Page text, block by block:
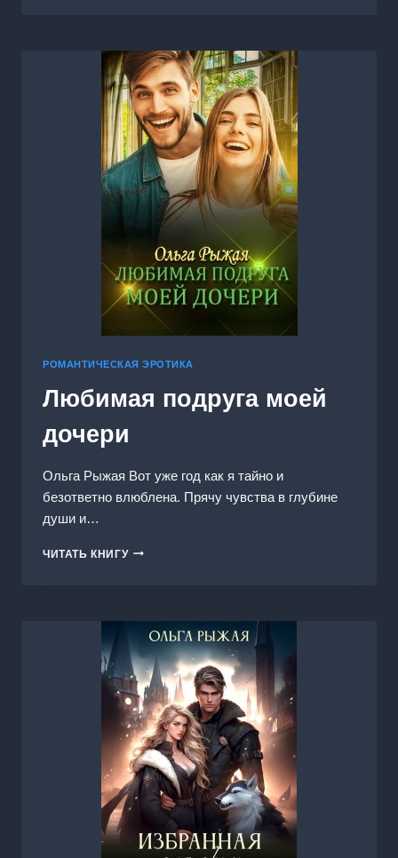
РОМАНТИЧЕСКАЯ ЭРОТИКА
Любимая подруга моей
дочери
Ольга Рыжая Вот уже год как я тайно и
безответно влюблена. Прячу чувства в глубине
души и…
ЧИТАТЬ КНИГУЛЮБИМАЯ